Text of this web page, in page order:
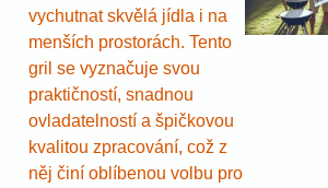
vychutnat skvělá jídla i na
menších prostorách. Tento
gril se vyznačuje svou
praktičností, snadnou
ovladatelností a špičkovou
kvalitou zpracování, což z
něj činí oblíbenou volbu pro